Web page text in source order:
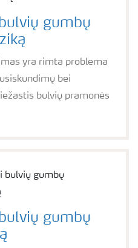
gumbų
yra rimta problema
bei
bulvių pramonės
gumbų